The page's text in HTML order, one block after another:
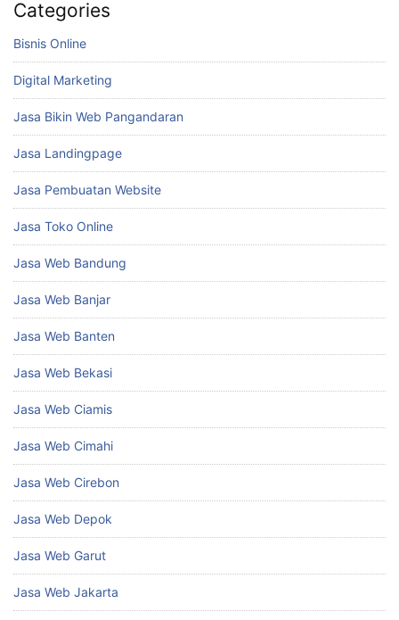
Categories
Bisnis Online
Digital Marketing
Jasa Bikin Web Pangandaran
Jasa Landingpage
Jasa Pembuatan Website
Jasa Toko Online
Jasa Web Bandung
Jasa Web Banjar
Jasa Web Banten
Jasa Web Bekasi
Jasa Web Ciamis
Jasa Web Cimahi
Jasa Web Cirebon
Jasa Web Depok
Jasa Web Garut
Jasa Web Jakarta